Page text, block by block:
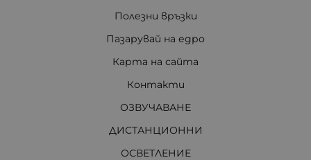
Полезни връзки
Пазарувай на едро
Карта на сайта
Контакти
ОЗВУЧАВАНЕ
ДИСТАНЦИОННИ
ОСВЕТЛЕНИЕ